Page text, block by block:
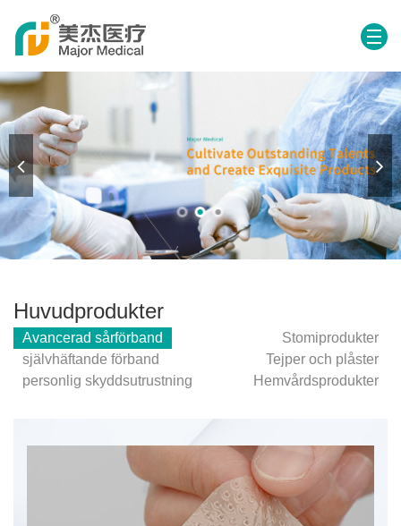
Huvudprodukter
Avancerad sårförband
Stomiprodukter
självhäftande förband
Tejper och plåster
personlig skyddsutrustning
Hemvårdsprodukter